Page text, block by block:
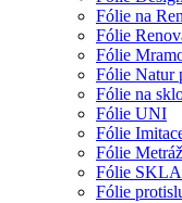
Fólie na
Fólie
Fólie
Fólie Natur
Fólie na
Fólie UNI
Fólie
Fólie Metráž
Fólie
Fólie